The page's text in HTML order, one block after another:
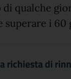
di qualche
superare i 60
richiesta di